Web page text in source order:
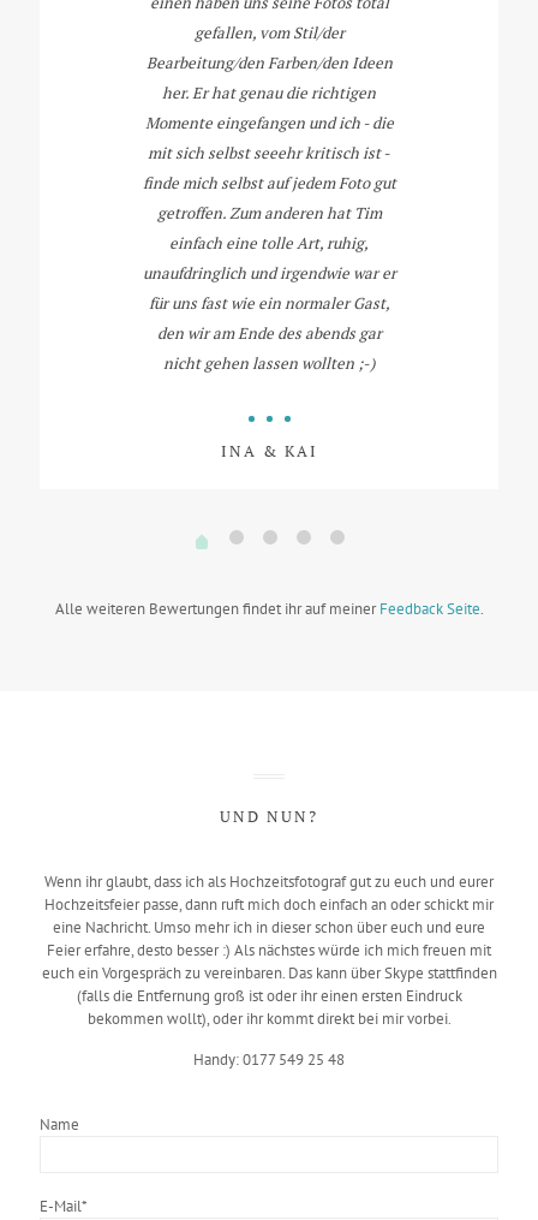
gefallen, vom Stil/der
Bearbeitung/den Farben/den Ideen
her. Er hat genau die richtigen
Momente eingefangen und ich - die
mit sich selbst seeehr kritisch ist -
finde mich selbst auf jedem Foto gut
getroffen. Zum anderen hat Tim
einfach eine tolle Art, ruhig,
unaufdringlich und irgendwie war er
für uns fast wie ein normaler Gast,
den wir am Ende des abends gar
nicht gehen lassen wollten ;-)
INA & KAI
Alle weiteren Bewertungen findet ihr auf meinerFeedback Seite.
UND NUN?
Wenn ihr glaubt, dass ich als Hochzeitsfotograf gut zu euch und eurer
Hochzeitsfeier passe, dann ruft mich doch einfach an oder schickt mir
eine Nachricht. Umso mehr ich in dieser schon über euch und eure
Feier erfahre, desto besser :) Als nächstes würde ich mich freuen mit
euch ein Vorgespräch zu vereinbaren. Das kann über Skype stattfinden
(falls die Entfernung groß ist oder ihr einen ersten Eindruck
bekommen wollt), oder ihr kommt direkt bei mir vorbei.
Handy: 0177 549 25 48
Name
E-Mail*